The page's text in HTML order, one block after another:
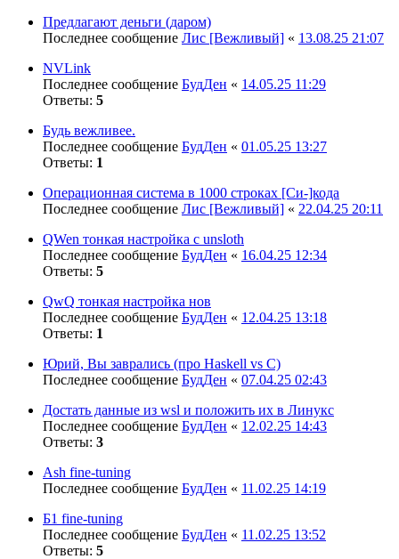
Предлагают деньги (даром)
Последнее сообщение Лис [Вежливый] « 13.08.25 21:07
NVLink
Последнее сообщение БудДен « 14.05.25 11:29
Ответы: 5
Будь вежливее.
Последнее сообщение БудДен « 01.05.25 13:27
Ответы: 1
Операционная система в 1000 строках [Си-]кода
Последнее сообщение Лис [Вежливый] « 22.04.25 20:11
QWen тонкая настройка с unsloth
Последнее сообщение БудДен « 16.04.25 12:34
Ответы: 5
QwQ тонкая настройка нов
Последнее сообщение БудДен « 12.04.25 13:18
Ответы: 1
Юрий, Вы заврались (про Haskell vs C)
Последнее сообщение БудДен « 07.04.25 02:43
Достать данные из wsl и положить их в Линукс
Последнее сообщение БудДен « 12.02.25 14:43
Ответы: 3
Ash fine-tuning
Последнее сообщение БудДен « 11.02.25 14:19
Б1 fine-tuning
Последнее сообщение БудДен « 11.02.25 13:52
Ответы: 5